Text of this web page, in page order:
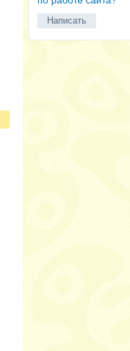
Написать